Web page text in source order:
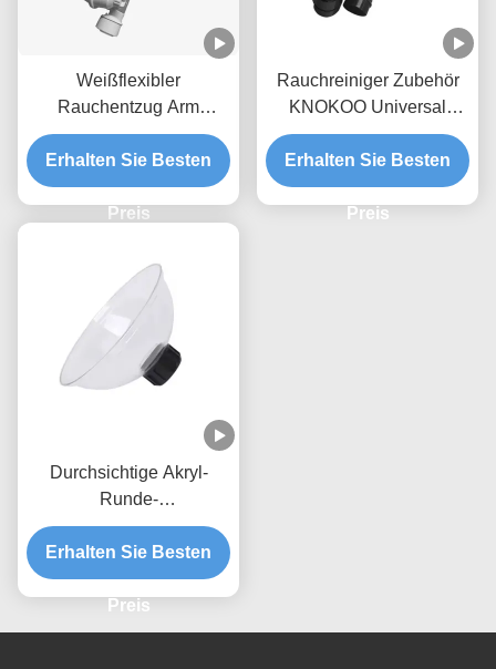
Weißflexibler
Rauchentzug Arm
Aluminiumlegierung für
Rauchentzug
Erhalten Sie Besten
Preis
Rauchreiniger Zubehör
KNOKOO Universal
Aluminiumlegierung
Klappsaugarm, 75mm
Schnittstelle
Erhalten Sie Besten
Preis
Durchsichtige Akryl-
Runde-
Räucherabzugsspritze
mit Kapuze CE-
Zertifizierung
Erhalten Sie Besten
Preis